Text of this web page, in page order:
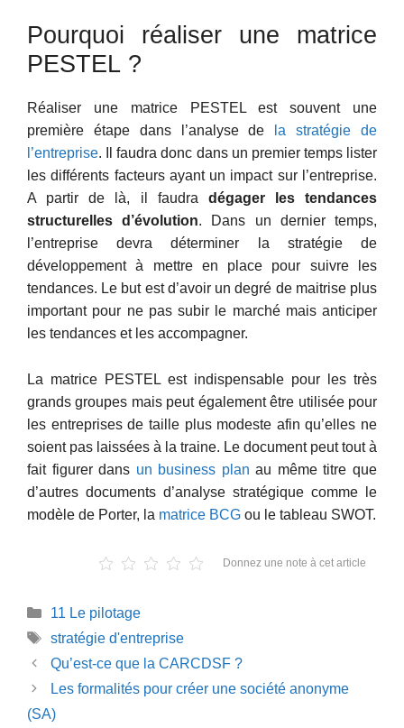
Pourquoi réaliser une matrice
PESTEL ?
Réaliser une matrice PESTEL est souvent une
première étape dans l’analyse de
la stratégie de
l’entreprise. Il faudra donc dans un premier temps lister
les différents facteurs ayant un impact sur l’entreprise.
A partir de là, il faudra dégager les tendances
structurelles d’évolution. Dans un dernier temps,
l’entreprise devra déterminer la stratégie de
développement à mettre en place pour suivre les
tendances. Le but est d’avoir un degré de maitrise plus
important pour ne pas subir le marché mais anticiper
les tendances et les accompagner.
La matrice PESTEL est indispensable pour les très
grands groupes mais peut également être utilisée pour
les entreprises de taille plus modeste afin qu’elles ne
soient pas laissées à la traine. Le document peut tout à
fait figurer dans un business plan au même titre que
d’autres documents d’analyse stratégique comme le
modèle de Porter, la matrice BCG ou le tableau SWOT.
Donnez une note à cet article
Catégories
11 Le pilotage
Étiquettes
stratégie d'entreprise
Qu’est-ce que la CARCDSF ?
Les formalités pour créer une société anonyme
(SA)